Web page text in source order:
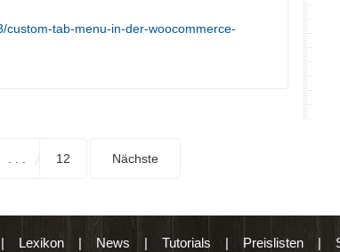
tab-menu-in-der-woocommerce-
12 Nächste
Lexikon| News | Tutorials | Preislisten|